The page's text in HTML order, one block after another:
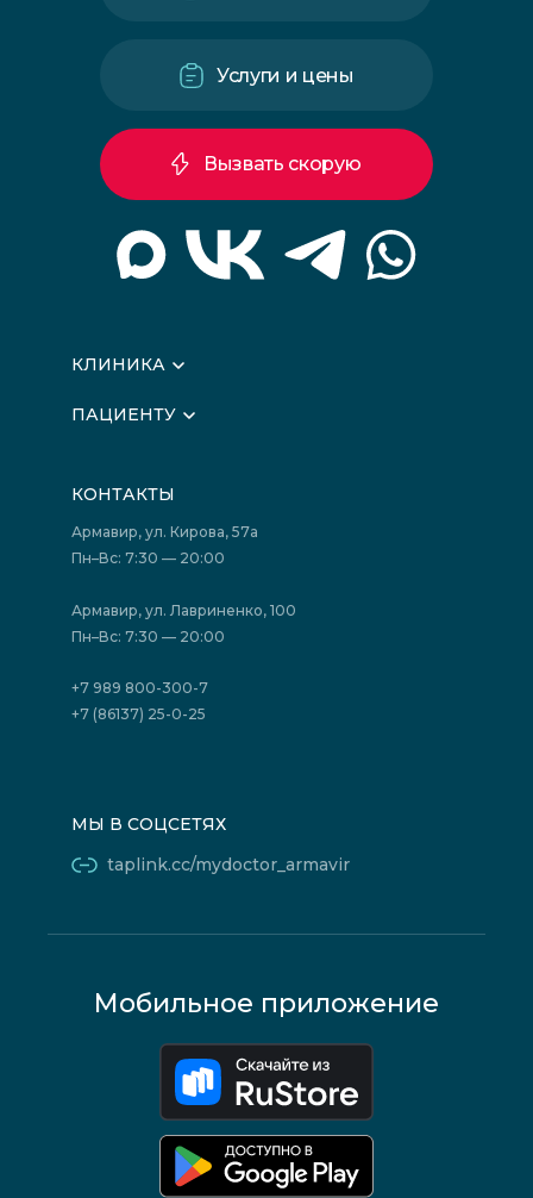
КЛИНИКА
Вышестоящие организации
Лицензии
Фотогалерея
Политика конфиденциальности
Акции
ПАЦИЕНТУ
Подготовка к сдаче анализов
Акции
Отзывы
Государственные программы
Юридическим лицам
Услуги и цены
Вызвать скорую
КОНТАКТЫ
Армавир, ул. Кирова, 57а
Пн–Вс: 7:30 — 20:00
Армавир, ул. Лавриненко, 100
Пн–Вс: 7:30 — 20:00
+7 989 800-300-7
+7 (86137) 25-0-25
МЫ В СОЦСЕТЯХ
taplink.cc/mydoctor_armavir
Мобильное приложение